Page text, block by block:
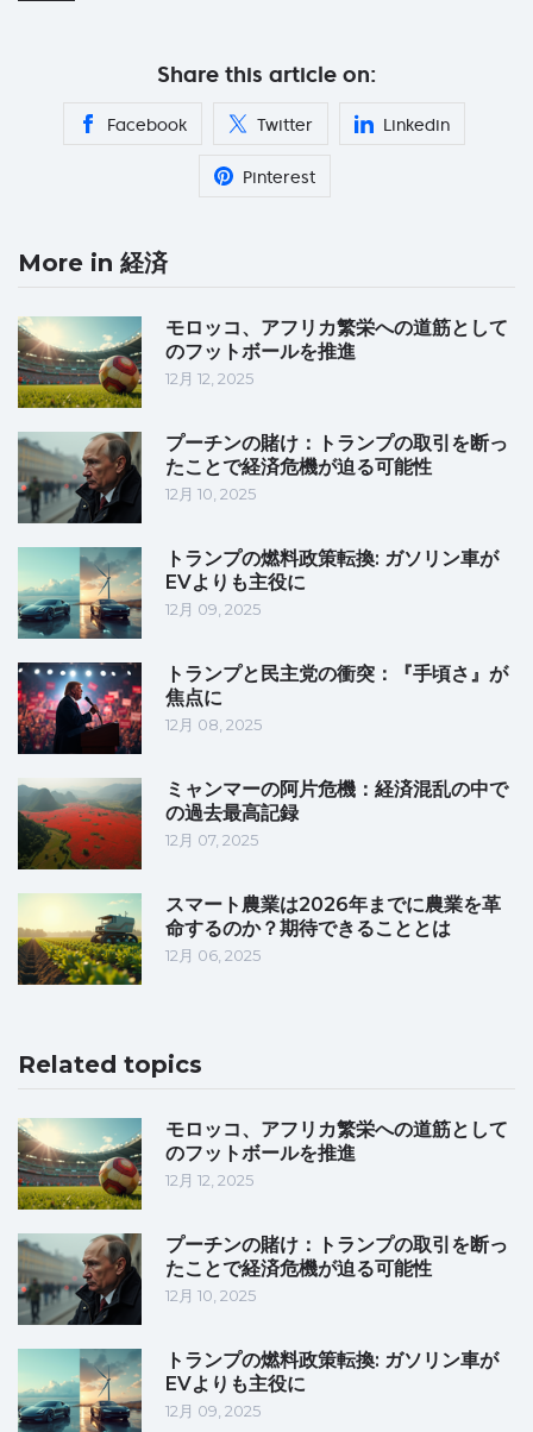
Share this article on:
Facebook Twitter Linkedin
Pinterest
More in 経済
モロッコ、アフリカ繁栄への道筋として
のフットボールを推進
12月 12, 2025
プーチンの賭け：トランプの取引を断っ
たことで経済危機が迫る可能性
12月 10, 2025
トランプの燃料政策転換: ガソリン車が
EVよりも主役に
12月 09, 2025
トランプと民主党の衝突：『手頃さ』が
焦点に
12月 08, 2025
ミャンマーの阿片危機：経済混乱の中で
の過去最高記録
12月 07, 2025
スマート農業は2026年までに農業を革
命するのか？期待できることとは
12月 06, 2025
Related topics
モロッコ、アフリカ繁栄への道筋として
のフットボールを推進
12月 12, 2025
プーチンの賭け：トランプの取引を断っ
たことで経済危機が迫る可能性
12月 10, 2025
トランプの燃料政策転換: ガソリン車が
EVよりも主役に
12月 09, 2025